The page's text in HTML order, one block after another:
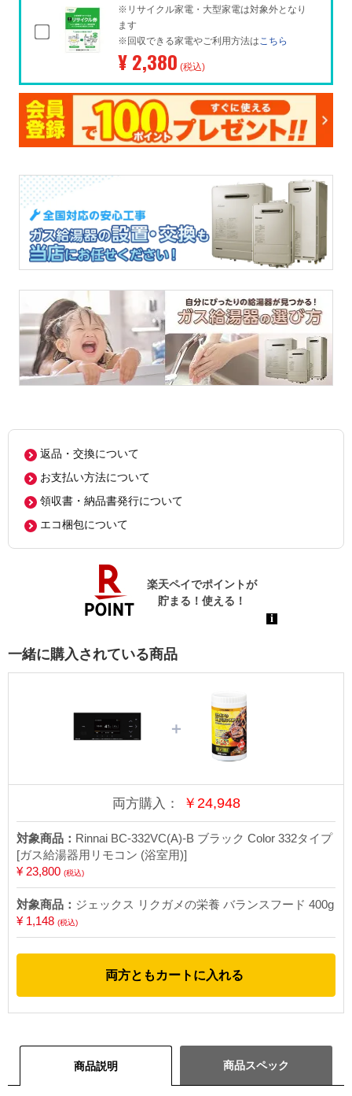
※リサイクル家電・大型家電は対象外となり
ます
※回収できる家電やご利用方法はこちら
¥ 2,380 (税込)
返品・交換について
お支払い方法について
領収書・納品書発行について
エコ梱包について
一緒に購入されている商品
＋
両方購入： ￥ 24,948
対象商品： Rinnai BC-332VC(A)-B ブラック Color 332タイプ
[ガス給湯器用リモコン (浴室用)]
¥ 23,800 (税込)
対象商品： ジェックス リクガメの栄養 バランスフード 400g
¥ 1,148 (税込)
両方ともカートに入れる
商品説明 商品スペック